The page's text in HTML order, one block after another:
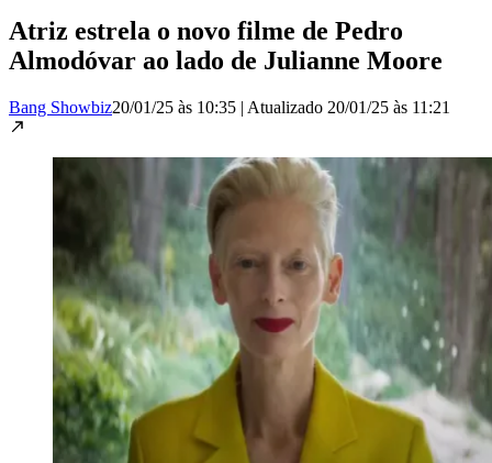
Atriz estrela o novo filme de Pedro
Almodóvar ao lado de Julianne Moore
Bang Showbiz20/01/25 às 10:35 | Atualizado 20/01/25 às 11:21